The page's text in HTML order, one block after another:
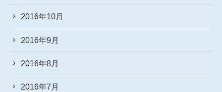
2016年10月
2016年9月
2016年8月
2016年7月